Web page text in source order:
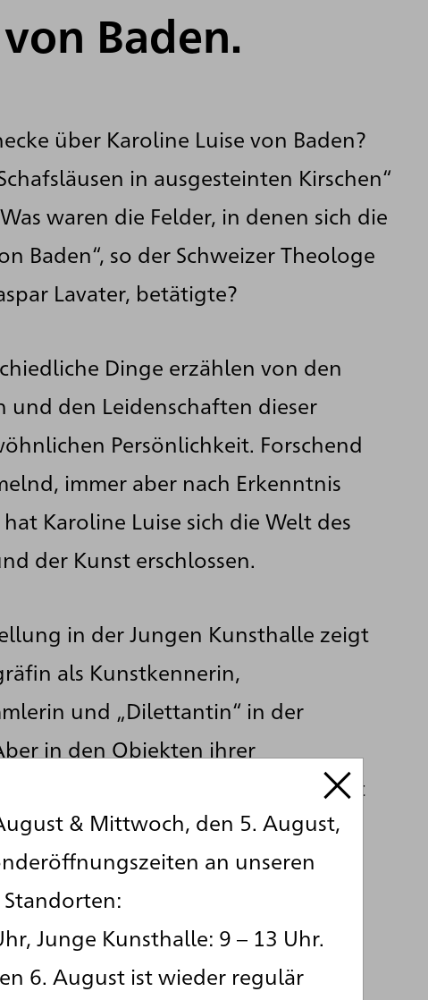
Baden.
über Karoline Luise von Baden?
in ausgesteinten Kirschen“
waren die Felder, in denen sich die
Baden“, so der Schweizer Theologe
Lavater, betätigte?
Dinge erzählen von den
und den Leidenschaften dieser
Persönlichkeit. Forschend
immer aber nach Erkenntnis
Karoline Luise sich die Welt des
der Kunst erschlossen.
in der Jungen Kunsthalle zeigt
als Kunstkennerin,
und „Dilettantin“ in der
in den Objekten ihrer
wird auch die Unternehmerin mit
Zielen sichtbar,
die literarisch, historisch und
Interessierte, die eine ebenso
Neigung für die
die Botanik hatte. Von der
& Mittwoch, den 5. August,
an unseren
Standorten:
Junge Kunsthalle: 9 – 13 Uhr.
6. August ist wieder regulär